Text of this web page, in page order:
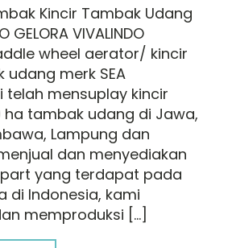
Kincir Tambak Udang
GELORA VIVALINDO
wheel aerator/ kincir
merk SEA
telah mensuplay kincir
ha tambak udang di Jawa,
Lampung dan
dan menyediakan
yang terdapat pada
di Indonesia, kami
memproduksi […]